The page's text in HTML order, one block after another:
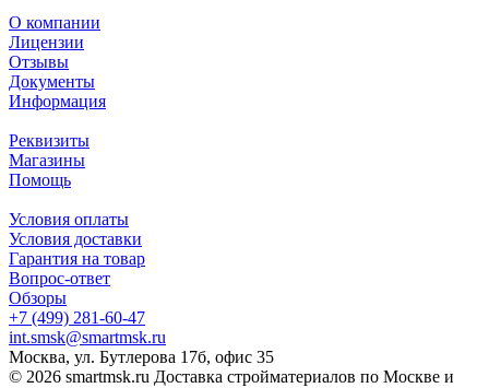
О компании
Лицензии
Отзывы
Документы
Информация
Реквизиты
Магазины
Помощь
Условия оплаты
Условия доставки
Гарантия на товар
Вопрос-ответ
Обзоры
+7 (499) 281-60-47
int.smsk@smartmsk.ru
Москва, ул. Бутлерова 17б, офис 35
© 2026 smartmsk.ru Доставка стройматериалов по Москве и